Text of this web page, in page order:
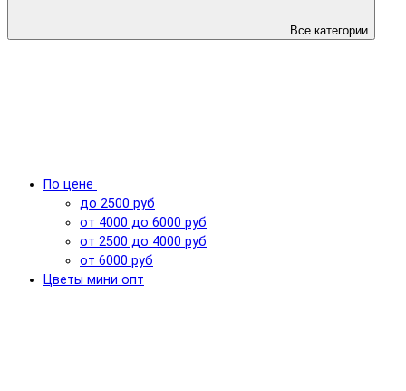
Все категории
По цене
до 2500 руб
от 4000 до 6000 руб
от 2500 до 4000 руб
от 6000 руб
Цветы мини опт